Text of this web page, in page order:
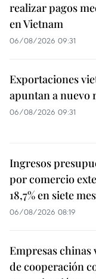
realizar pagos
en Vietnam
06/08/2026 09:31
Exportaciones
apuntan a nuevo
06/08/2026 09:31
Ingresos
por comercio
18,7% en siete
06/08/2026 08:19
Empresas
de cooperación